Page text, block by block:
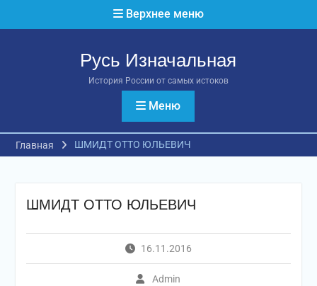
Верхнее меню
Русь Изначальная
История России от самых истоков
Меню
Главная ШМИДТ ОТТО ЮЛЬЕВИЧ
ШМИДТ ОТТО ЮЛЬЕВИЧ
16.11.2016
Admin